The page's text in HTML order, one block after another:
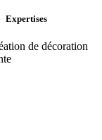
Expertises
de décoration